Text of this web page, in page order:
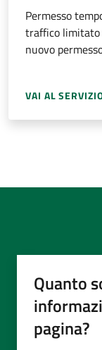
Permesso
traffico limitato
nuovo
VAI AL
Quanto
pagina?